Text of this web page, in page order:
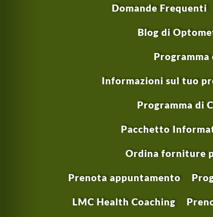
Domande Frequenti
Blog di
Programma
Informazioni sul tuo
Programma di
Pacchetto
Ordina forniture
Prenota appuntamento
LMC Health Coaching